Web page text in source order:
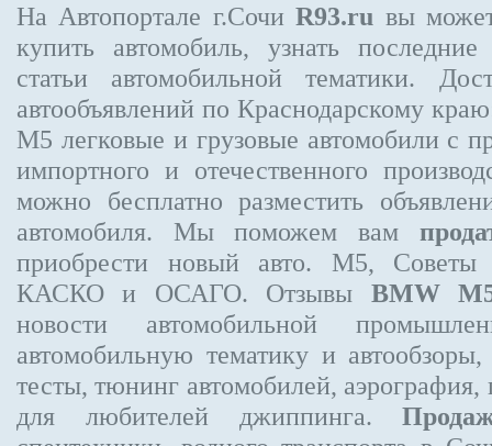
На Автопортале г.СочиR93.ru вы
купить автомобиль, узнать
статьи автомобильной тематики.
автообъявлений по Краснодарскому
M5 легковые и грузовые автомобили с
импортного и отечественного
можно бесплатно разместить
автомобиля. Мы поможем вам
приобрести новый авто. M5, Советы
КАСКО и ОСАГО. Отзывы BMW
новости автомобильной
автомобильную тематику и
тесты, тюнинг автомобилей,
для любителей джиппинга.